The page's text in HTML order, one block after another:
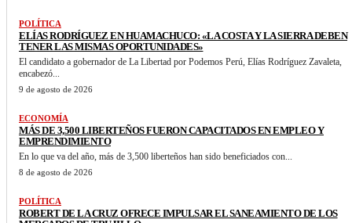
POLÍTICA
ELÍAS RODRÍGUEZ EN HUAMACHUCO: «LA COSTA Y LA SIERRA DEBEN
TENER LAS MISMAS OPORTUNIDADES»
El candidato a gobernador de La Libertad por Podemos Perú, Elías Rodríguez Zavaleta,
encabezó...
9 de agosto de 2026
ECONOMÍA
MÁS DE 3,500 LIBERTEÑOS FUERON CAPACITADOS EN EMPLEO Y
EMPRENDIMIENTO
En lo que va del año, más de 3,500 liberteños han sido beneficiados con...
8 de agosto de 2026
POLÍTICA
ROBERT DE LA CRUZ OFRECE IMPULSAR EL SANEAMIENTO DE LOS